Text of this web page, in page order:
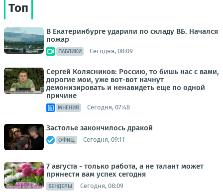
Топ
В Екатеринбурге ударили по складу ВБ. Начался
пожар
ПАБЛИКИ Сегодня, 08:09
Сергей Колясников: Россию, то бишь нас с вами,
дорогие мои, уже вот-вот начнут
демонизировать и ненавидеть еще по одной
причине
МНЕНИЯ Сегодня, 07:48
Застолье закончилось дракой
ОФИЦ. Сегодня, 09:11
7 августа - только работа, а не талант может
принести вам успех сегодня
БЕНДЕРЫ Сегодня, 08:09